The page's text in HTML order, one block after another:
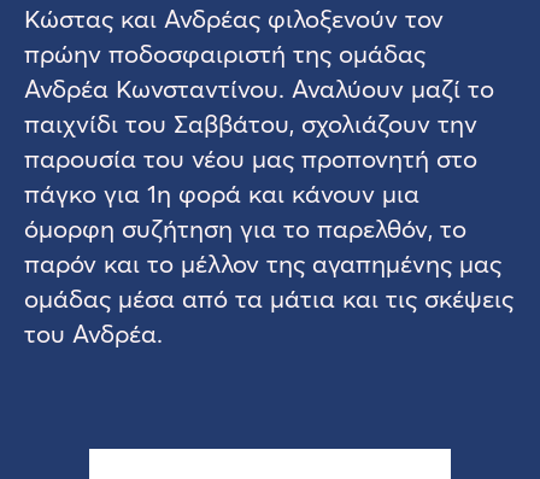
Κώστας και Ανδρέας φιλοξενούν τον
πρώην ποδοσφαιριστή της ομάδας
Ανδρέα Κωνσταντίνου. Αναλύουν μαζί το
παιχνίδι του Σαββάτου, σχολιάζουν την
παρουσία του νέου μας προπονητή στο
πάγκο για 1η φορά και κάνουν μια
όμορφη συζήτηση για το παρελθόν, το
παρόν και το μέλλον της αγαπημένης μας
ομάδας μέσα από τα μάτια και τις σκέψεις
του Ανδρέα.